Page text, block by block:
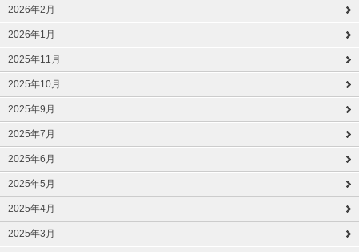
2026年2月
2026年1月
2025年11月
2025年10月
2025年9月
2025年7月
2025年6月
2025年5月
2025年4月
2025年3月